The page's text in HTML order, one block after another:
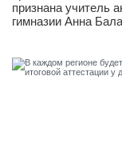
признана учитель
гимназии Анна